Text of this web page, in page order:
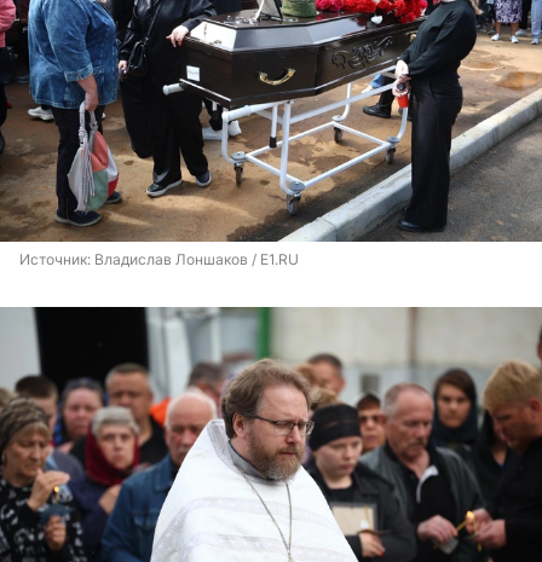
Источник: Владислав Лоншаков / E1.RU